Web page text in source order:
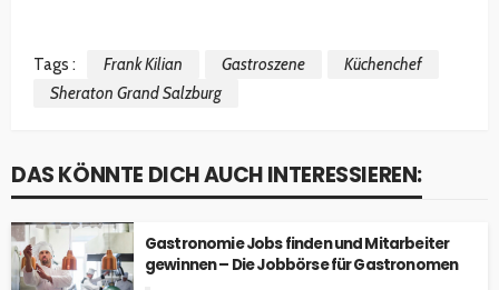
Tags : Frank Kilian Gastroszene
Küchenchef
Sheraton Grand Salzburg
DAS KÖNNTE DICH AUCH INTERESSIEREN:
Gastronomie Jobs finden und Mitarbeiter
gewinnen – Die Jobbörse für Gastronomen